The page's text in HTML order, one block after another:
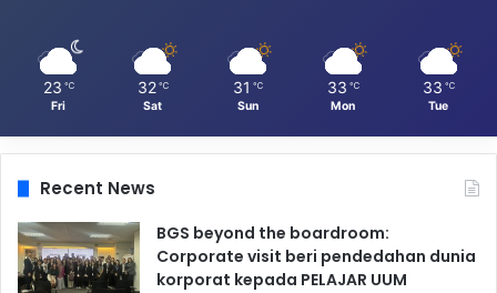
23 ℃
Fri
32 ℃
Sat
31 ℃
Sun
33 ℃
Mon
33 ℃
Tue
Recent News
BGS beyond the boardroom:
Corporate visit beri pendedahan dunia
korporat kepada PELAJAR UUM